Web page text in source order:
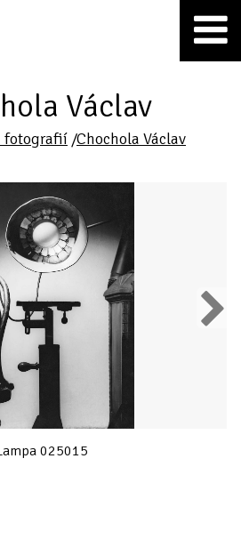
Václav
fotografií /Chochola Václav
025015
Next